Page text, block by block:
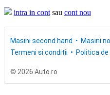
intra in cont sau cont nou
Masini second hand Masini
Termeni si conditii
Politica
© 2026 Auto.ro